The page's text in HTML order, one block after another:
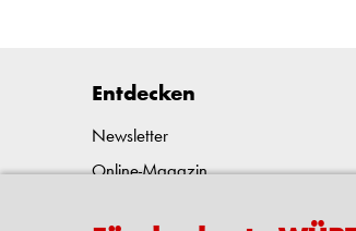
Entdecken
Newsletter
Online-Magazin